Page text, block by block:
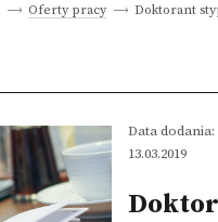
Oferty pracy Doktorant
Data dodania:
13.03.2019